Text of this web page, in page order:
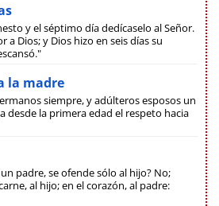
y el séptimo día dedícaselo al Señor.
a Dios; y Dios hizo en seis días su
la madre
siempre, y adúlteros esposos un
desde la primera edad el respeto hacia
padre, se ofende sólo al hijo? No;
al hijo; en el corazón, al padre: